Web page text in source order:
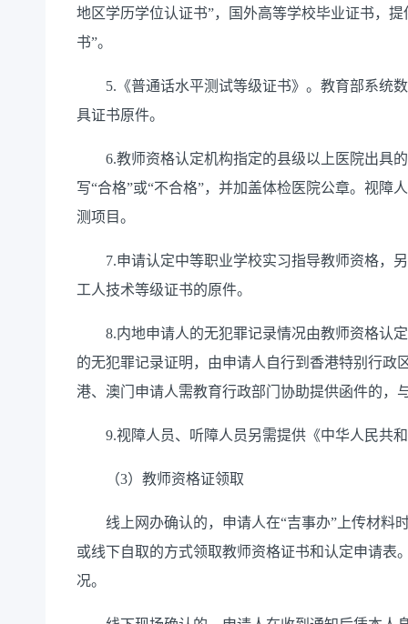
地区学历学位认证书”，国外高等学校毕业证书，
书”。
5.《普通话水平测试等级证书》。教育部系统数
具证书原件。
6.教师资格认定机构指定的县级以上医院出具的
写“合格”或“不合格”，并加盖体检医院公章。视障
测项目。
7.申请认定中等职业学校实习指导教师资格，另
工人技术等级证书的原件。
8.内地申请人的无犯罪记录情况由教师资格认定
的无犯罪记录证明，由申请人自行到香港特别行政
港、澳门申请人需教育行政部门协助提供函件的，
9.视障人员、听障人员另需提供《中华人民共
（3）教师资格证领取
线上网办确认的，申请人在“吉事办”上传材料
或线下自取的方式领取教师资格证书和认定申请表
况。